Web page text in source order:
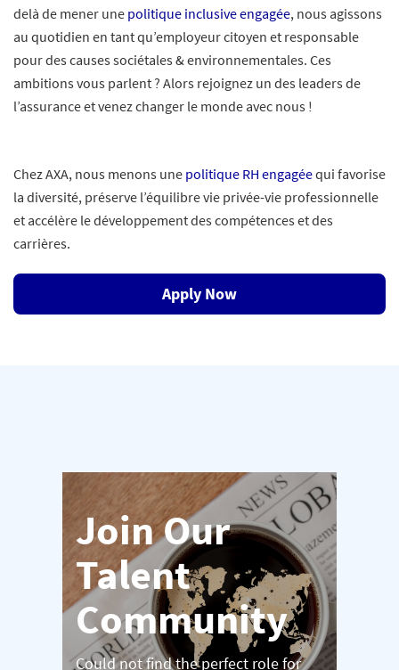
delà de mener une politique inclusive engagée, nous agissons
au quotidien en tant qu’employeur citoyen et responsable
pour des causes sociétales & environnementales. Ces
ambitions vous parlent ? Alors rejoignez un des leaders de
l’assurance et venez changer le monde avec nous !
Chez AXA, nous menons une politique RH engagéequi favorise
la diversité, préserve l’équilibre vie privée-vie professionnelle
et accélère le développement des compétences et des
carrières.
Apply Now
Join Our
Talent
Community
Could not find the perfect role for